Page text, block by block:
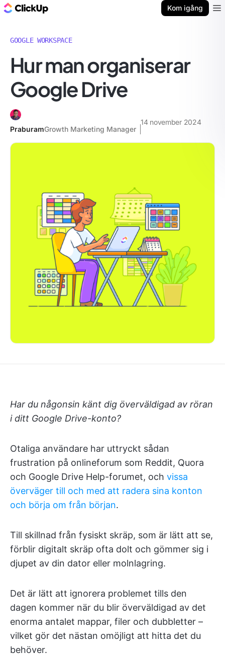
Kom igång
GOOGLE WORKSPACE
Hur man organiserar
Google Drive
PraburamGrowth Marketing Manager
14 november 2024
Har du någonsin känt dig överväldigad av röran
i ditt Google Drive-konto?
Otaliga användare har uttryckt sådan
frustration på onlineforum som Reddit, Quora
och Google Drive Help-forumet, och vissa
överväger till och med att radera sina konton
och börja om från början.
Till skillnad från fysiskt skräp, som är lätt att se,
förblir digitalt skräp ofta dolt och gömmer sig i
djupet av din dator eller molnlagring.
Det är lätt att ignorera problemet tills den
dagen kommer när du blir överväldigad av det
enorma antalet mappar, filer och dubbletter –
vilket gör det nästan omöjligt att hitta det du
behöver.